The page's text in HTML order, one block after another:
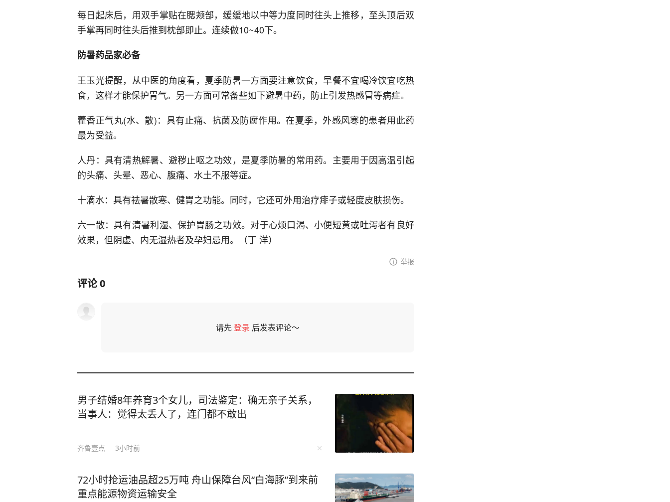
每日起床后，用双手掌贴在腮颊部，缓缓地以中等力度同时往头上推移，至头顶后双
手掌再同时往头后推到枕部即止。连续做10~40下。
防暑药品家必备
王玉光提醒，从中医的角度看，夏季防暑一方面要注意饮食，早餐不宜喝冷饮宜吃热
食，这样才能保护胃气。另一方面可常备些如下避暑中药，防止引发热感冒等病症。
藿香正气丸(水、散)：具有止痛、抗菌及防腐作用。在夏季，外感风寒的患者用此药
最为受益。
人丹：具有清热解暑、避秽止呕之功效，是夏季防暑的常用药。主要用于因高温引起
的头痛、头晕、恶心、腹痛、水土不服等症。
十滴水：具有祛暑散寒、健胃之功能。同时，它还可外用治疗痱子或轻度皮肤损伤。
六一散：具有清暑利湿、保护胃肠之功效。对于心烦口渴、小便短黄或吐泻者有良好
效果，但阴虚、内无湿热者及孕妇忌用。（丁 洋）
举报
评论0
请先登录 后发表评论～
男子结婚8年养育3个女儿，司法鉴定：确无亲子关系，
当事人：觉得太丢人了，连门都不敢出
齐鲁壹点 3小时前
72小时抢运油品超25万吨 舟山保障台风“白海豚”到来前
重点能源物资运输安全